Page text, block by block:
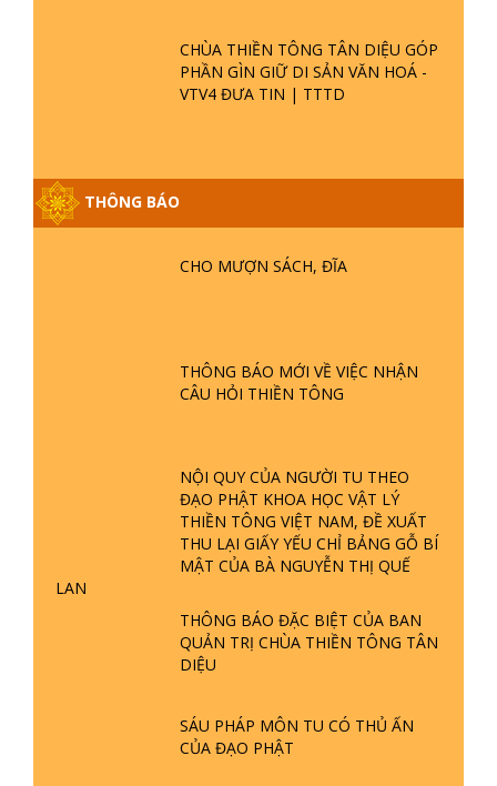
CHÙA THIỀN TÔNG TÂN DIỆU GÓP
PHẦN GÌN GIỮ DI SẢN VĂN HOÁ -
VTV4 ĐƯA TIN | TTTD
THÔNG BÁO
CHO MƯỢN SÁCH, ĐĨA
THÔNG BÁO MỚI VỀ VIỆC NHẬN
CÂU HỎI THIỀN TÔNG
NỘI QUY CỦA NGƯỜI TU THEO
ĐẠO PHẬT KHOA HỌC VẬT LÝ
THIỀN TÔNG VIỆT NAM, ĐỀ XUẤT
THU LẠI GIẤY YẾU CHỈ BẢNG GỖ BÍ
MẬT CỦA BÀ NGUYỄN THỊ QUẾ
LAN
THÔNG BÁO ĐẶC BIỆT CỦA BAN
QUẢN TRỊ CHÙA THIỀN TÔNG TÂN
DIỆU
SÁU PHÁP MÔN TU CÓ THỦ ẤN
CỦA ĐẠO PHẬT
GIẢI ĐÁP ĐẶC BIỆT P25 - SUỐT 49
NĂM PHẬT KHÔNG NÓI? HỘI LONG
HOA LÀ HỘI GÌ? TỬ VÌ ĐẠO
ĐƯỢC HÌNH THÀNH NHƯ THẾ NÀO?
PHẬT GIỚI CÓ THỜI GIAN KHÔNG? |
TTTD
ĐÀNG Ở ĐÂU? ĐỊA NGỤC Ở ĐÂU?
ĐỨC CHÚA TRỜI LÀ AI? QUỶ SA
TĂNG? | TTTD
GIẢI ĐÁP THIỀN TÔNG ĐẶC BIỆT P22
- TẠI SAO TRÁI ĐẤT NHIỀU THIÊN TAI
GIẢI ĐÁP THIỀN TÔNG ĐẶC BIỆT P21
- TẠI SAO ĐỨC PHẬT BƯỚC ĐI 7
GIẢI ĐÁP VỀ LỄ TIỄN THIỀN TÔNG SƯ